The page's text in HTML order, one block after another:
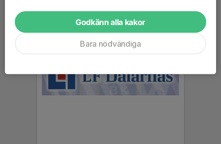
Godkänn alla kakor
Bara nödvändiga